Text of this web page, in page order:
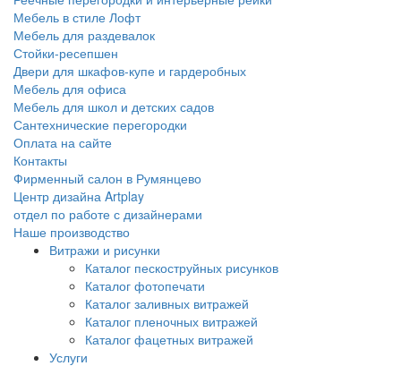
Мебель в стиле Лофт
Мебель для раздевалок
Стойки-ресепшен
Двери для шкафов-купе и гардеробных
Мебель для офиса
Мебель для школ и детских садов
Сантехнические перегородки
Оплата на сайте
Контакты
Фирменный салон в Румянцево
Центр дизайна Artplay
отдел по работе с дизайнерами
Наше производство
Витражи и рисунки
Каталог пескоструйных рисунков
Каталог фотопечати
Каталог заливных витражей
Каталог пленочных витражей
Каталог фацетных витражей
Услуги